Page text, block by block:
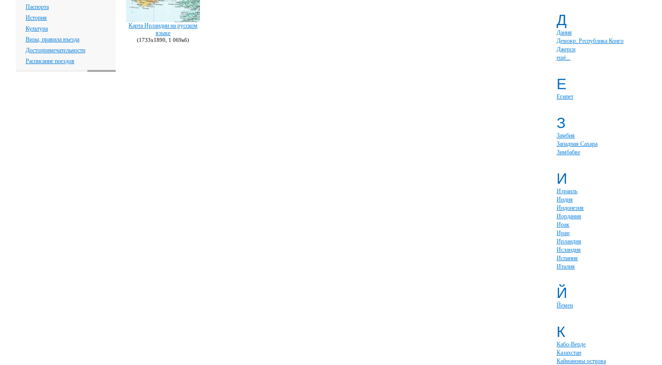
Паспорта
История
Культура
Визы, правила въезда
Достопримечательности
Расписание поездов
Карта Ирландии на русском
языке
(1733х1890, 1 069кб)
Д
Дания
Демокр. Республика Конго
Джерси
ещё...
Е
Египет
З
Замбия
Западная Сахара
Зимбабве
И
Израиль
Индия
Индонезия
Иордания
Ирак
Иран
Ирландия
Исландия
Испания
Италия
Й
Йемен
К
Кабо-Верде
Казахстан
Каймановы острова